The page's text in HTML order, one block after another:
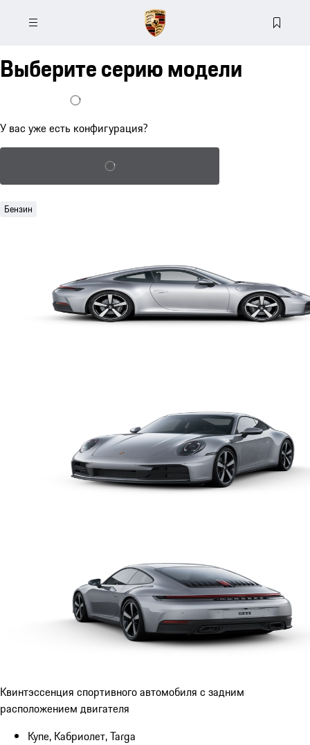
Выберите серию модели
У меня уже есть конфигурация
У вас уже есть конфигурация?
Загрузка сохраненной конфигурации
Бензин
Квинтэссенция спортивного автомобиля с задним
расположением двигателя
Купе, Кабриолет, Targa